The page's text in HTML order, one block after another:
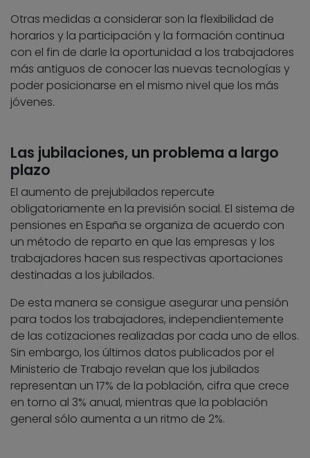
Otras medidas a considerar son la flexibilidad de
horarios y la participación y la formación continua
con el fin de darle la oportunidad a los trabajadores
más antiguos de conocer las nuevas tecnologías y
poder posicionarse en el mismo nivel que los más
jóvenes.
Las jubilaciones, un problema a largo
plazo
El aumento de prejubilados repercute
obligatoriamente en la previsión social. El sistema de
pensiones en España se organiza de acuerdo con
un método de reparto en que las empresas y los
trabajadores hacen sus respectivas aportaciones
destinadas a los jubilados.
De esta manera se consigue asegurar una pensión
para todos los trabajadores, independientemente
de las cotizaciones realizadas por cada uno de ellos.
Sin embargo, los últimos datos publicados por el
Ministerio de Trabajo revelan que los jubilados
representan un 17% de la población, cifra que crece
en torno al 3% anual, mientras que la población
general sólo aumenta a un ritmo de 2%.